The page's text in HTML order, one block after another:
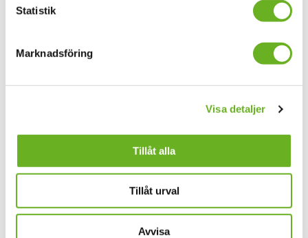
Statistik
Marknadsföring
Visa detaljer
Tillåt alla
Tillåt urval
Avvisa
Anmäl dig till våra
nyhetsbrev